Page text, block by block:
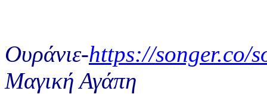
Ουράνιε-https://songer.co/
Μαγική Αγάπη